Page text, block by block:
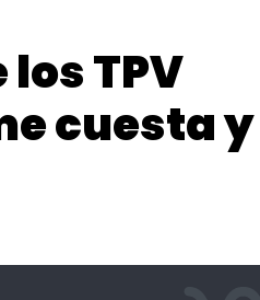
TPV
cuesta y